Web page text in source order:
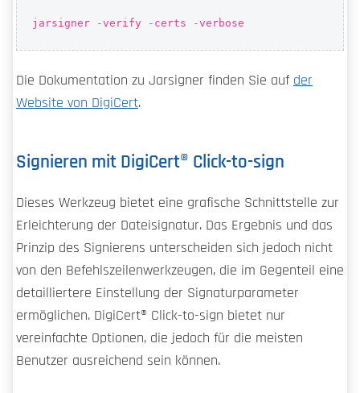
jarsigner -verify -certs -verbose
Die Dokumentation zu Jarsigner finden Sie auf der
Website von DigiCert.
Signieren mit DigiCert​​®​​ Click-to-sign
Dieses Werkzeug bietet eine grafische Schnittstelle zur
Erleichterung der Dateisignatur. Das Ergebnis und das
Prinzip des Signierens unterscheiden sich jedoch nicht
von den Befehlszeilenwerkzeugen, die im Gegenteil eine
detailliertere Einstellung der Signaturparameter
ermöglichen. DigiCert​​®​​ Click-to-sign bietet nur
vereinfachte Optionen, die jedoch für die meisten
Benutzer ausreichend sein können.